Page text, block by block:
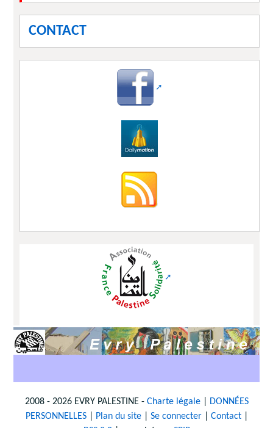
CONTACT
2008 - 2026 EVRY PALESTINE - Charte légale|
DONNÉES
PERSONNELLES| Plan du site| Se connecter| Contact|